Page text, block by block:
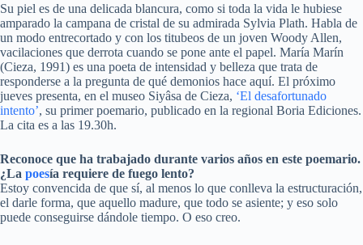
Su piel es de una delicada blancura, como si toda la vida le hubiese
amparado la campana de cristal de su admirada Sylvia Plath. Habla de
un modo entrecortado y con los titubeos de un joven Woody Allen,
vacilaciones que derrota cuando se pone ante el papel. María Marín
(Cieza, 1991) es una poeta de intensidad y belleza que trata de
responderse a la pregunta de qué demonios hace aquí. El próximo
jueves presenta, en el museo Siyâsa de Cieza, ‘El desafortunado
intento’, su primer poemario, publicado en la regional Boria Ediciones.
La cita es a las 19.30h.
Reconoce que ha trabajado durante varios años en este poemario.
¿La poesía requiere de fuego lento?
Estoy convencida de que sí, al menos lo que conlleva la estructuración,
el darle forma, que aquello madure, que todo se asiente; y eso solo
puede conseguirse dándole tiempo. O eso creo.